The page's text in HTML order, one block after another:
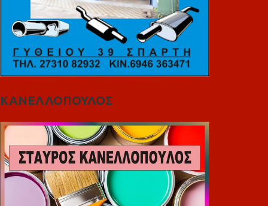
ΚΑΝΕΛΛΟΠΟΥΛΟΣ